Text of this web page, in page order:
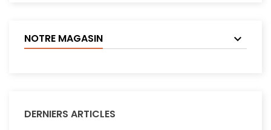
NOTRE MAGASIN
DERNIERS ARTICLES